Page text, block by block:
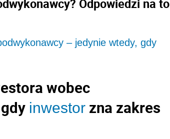
Odpowiedzi na to
– jedynie wtedy, gdy
wobec
inwestor zna zakres